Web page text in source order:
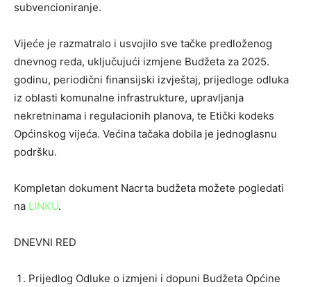
subvencioniranje.
Vijeće je razmatralo i usvojilo sve tačke predloženog
dnevnog reda, uključujući izmjene Budžeta za 2025.
godinu, periodični finansijski izvještaj, prijedloge odluka
iz oblasti komunalne infrastrukture, upravljanja
nekretninama i regulacionih planova, te Etički kodeks
Općinskog vijeća. Većina tačaka dobila je jednoglasnu
podršku.
Kompletan dokument Nacrta budžeta možete pogledati
na LINKU.
DNEVNI RED
Prijedlog Odluke o izmjeni i dopuni Budžeta Općine